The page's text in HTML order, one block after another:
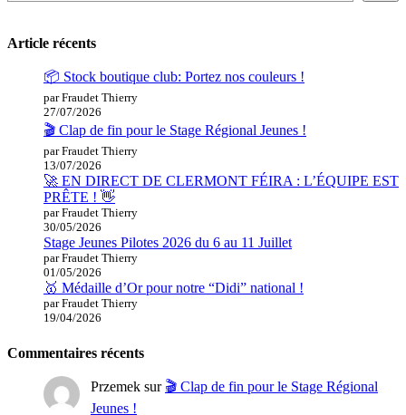
Article récents
📦 Stock boutique club: Portez nos couleurs !
par Fraudet Thierry
27/07/2026
🎬 Clap de fin pour le Stage Régional Jeunes !
par Fraudet Thierry
13/07/2026
🚀 EN DIRECT DE CLERMONT FÉIRA : L’ÉQUIPE EST
PRÊTE ! 👋
par Fraudet Thierry
30/05/2026
Stage Jeunes Pilotes 2026 du 6 au 11 Juillet
par Fraudet Thierry
01/05/2026
🥇 Médaille d’Or pour notre “Didi” national !
par Fraudet Thierry
19/04/2026
Commentaires récents
Przemek sur 🎬 Clap de fin pour le Stage Régional
Jeunes !